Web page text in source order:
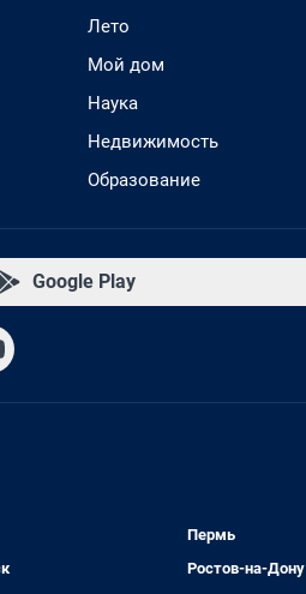
Лето
Мой дом
Наука
Недвижимость
Образование
Google Play
Пермь
Ростов-на-Дону